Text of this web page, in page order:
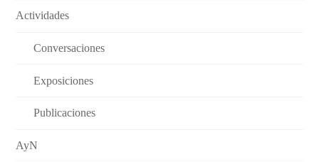
Actividades
Conversaciones
Exposiciones
Publicaciones
AyN